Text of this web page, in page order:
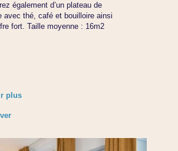
également d’un plateau de
avec thé, café et bouilloire ainsi
fort. Taille moyenne : 16m2
plus